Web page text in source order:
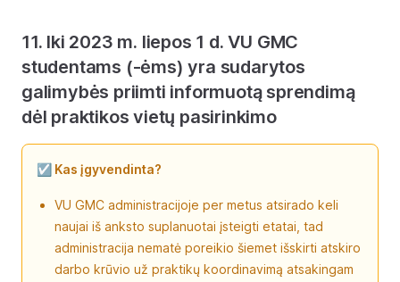
11. Iki 2023 m. liepos 1 d. VU GMC
studentams (-ėms) yra sudarytos
galimybės priimti informuotą sprendimą
dėl praktikos vietų pasirinkimo
☑️ Kas įgyvendinta?
VU GMC administracijoje per metus atsirado keli
naujai iš anksto suplanuotai įsteigti etatai, tad
administracija nematė poreikio šiemet išskirti atskiro
darbo krūvio už praktikų koordinavimą atsakingam